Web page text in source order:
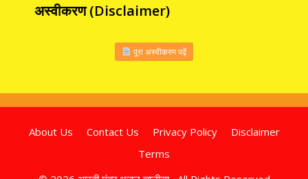
अस्वीकरण (Disclaimer)
पूरा अस्वीकरण पढ़ें
About Us Contact Us Privacy Policy
Disclaimer
Terms